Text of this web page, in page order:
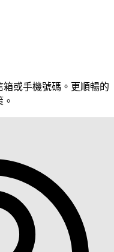
或手機號碼。更順暢的